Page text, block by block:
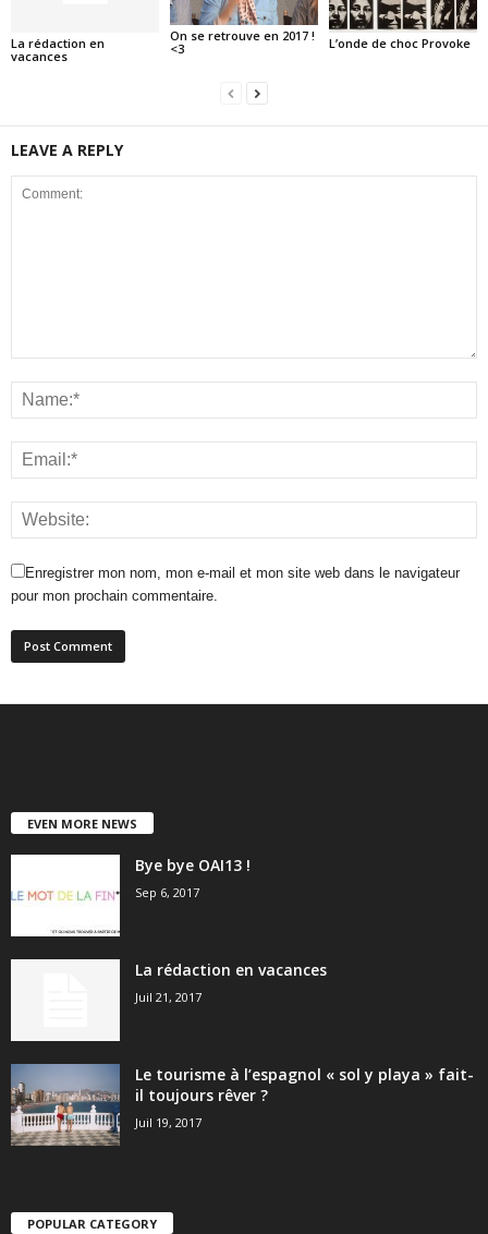
La rédaction en
vacances
On se retrouve en 2017 !
<3
L’onde de choc Provoke
LEAVE A REPLY
Enregistrer mon nom, mon e-mail et mon site web dans le navigateur
pour mon prochain commentaire.
EVEN MORE NEWS
Bye bye OAI13 !
Sep 6, 2017
La rédaction en vacances
Juil 21, 2017
Le tourisme à l’espagnol « sol y playa » fait-
il toujours rêver ?
Juil 19, 2017
POPULAR CATEGORY